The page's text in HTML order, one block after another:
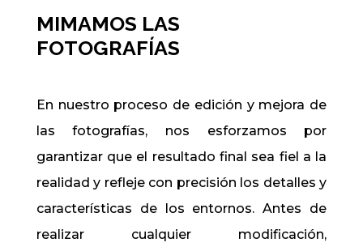
MIMAMOS LAS
FOTOGRAFÍAS
En nuestro proceso de edición y mejora de
las fotografías, nos esforzamos por
garantizar que el resultado final sea fiel a la
realidad y refleje con precisión los detalles y
características de los entornos. Antes de
realizar cualquier modificación,